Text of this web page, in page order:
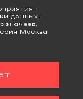
данных,
Москва